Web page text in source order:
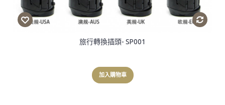
旅行轉換插頭- SP001
加入購物車